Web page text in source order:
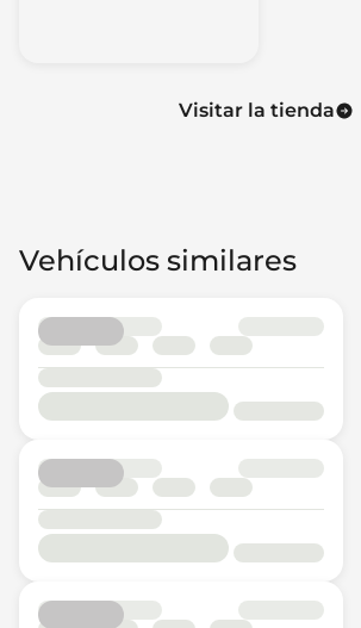
Visitar la tienda
Vehículos similares